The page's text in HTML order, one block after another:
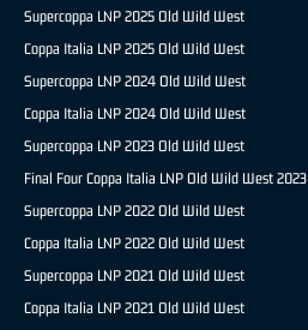
Supercoppa LNP 2025 Old Wild West
Coppa Italia LNP 2025 Old Wild West
Supercoppa LNP 2024 Old Wild West
Coppa Italia LNP 2024 Old Wild West
Supercoppa LNP 2023 Old Wild West
Final Four Coppa Italia LNP Old Wild West 2023
Supercoppa LNP 2022 Old Wild West
Coppa Italia LNP 2022 Old Wild West
Supercoppa LNP 2021 Old Wild West
Coppa Italia LNP 2021 Old Wild West